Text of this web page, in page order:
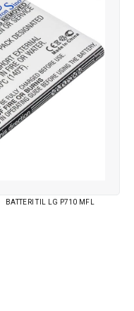
BATTERI TIL LG P710 MFL